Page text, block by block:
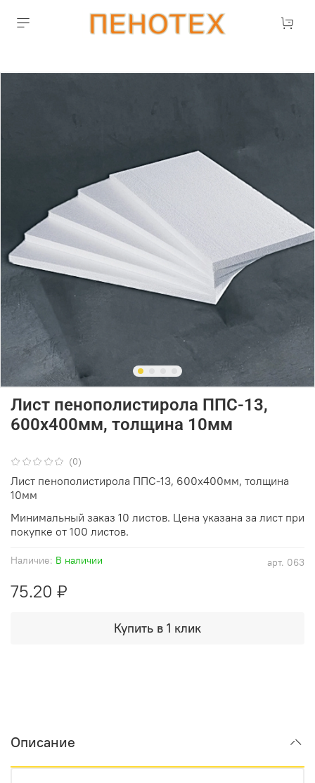
(0)
арт. 063
Наличие: В наличии
Лист пенополистирола ППС-13,
600х400мм, толщина 10мм
75.20 ₽
Купить в 1 клик
Лист пенополистирола ППС-13, 600х400мм, толщина
10мм
Минимальный заказ 10 листов. Цена указана за лист при
покупке от 100 листов.
Описание